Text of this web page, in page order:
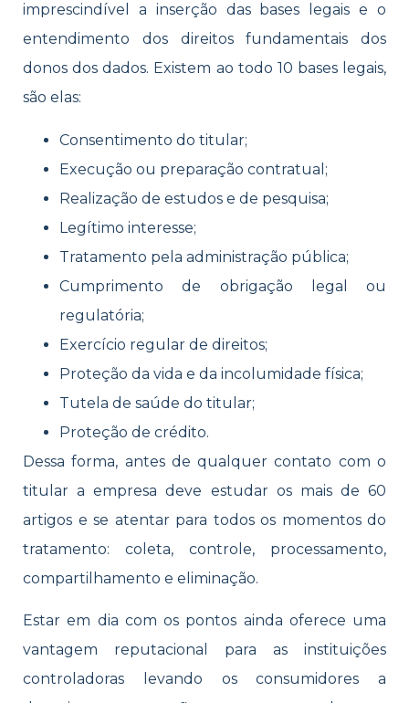
impres​​cindível a inserção das bases legais e o
entendimento dos direitos fundamentais dos
donos dos dados. Existem ao todo 10 bases legais,
são elas:
Consentimento do titular;
Execução ou preparação contratual;
Realização de estudos e de pesquisa;
Legítimo interesse;
Tratamento pela administração pública;
Cumprimento de obrigação legal ou
regulatória;
Exercício regular de direitos;
Proteção da vida e da incolumidade física;
Tutela de saúde do titular;
Proteção de crédito.
Dessa forma, antes de qualquer contato com o
titular a empresa deve estudar os mais de 60
artigos e se atentar para todos os momentos do
tratamento: coleta, controle, processamento,
compartilhamento e eliminação.
Estar em dia com os pontos ainda oferece uma
vantagem reputacional para as instituições
controladoras levando os consumidores a